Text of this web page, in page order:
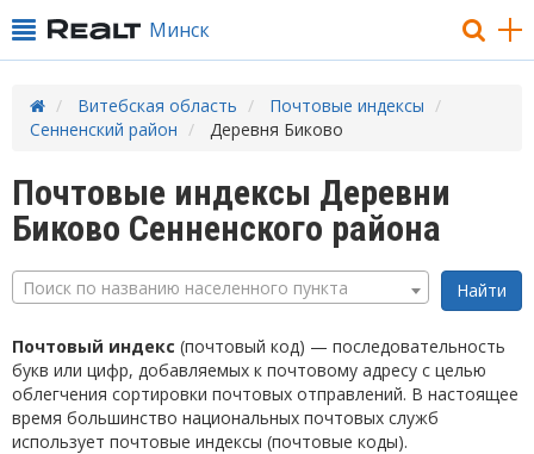
Минск
Витебская область
Почтовые индексы
Сенненский район
Деревня Биково
Почтовые индексы Деревни
Биково Сенненского района
Поиск по названию населенного пункта
Почтовый индекс (почтовый код) — последовательность
букв или цифр, добавляемых к почтовому адресу с целью
облегчения сортировки почтовых отправлений. В настоящее
время большинство национальных почтовых служб
использует почтовые индексы (почтовые коды).